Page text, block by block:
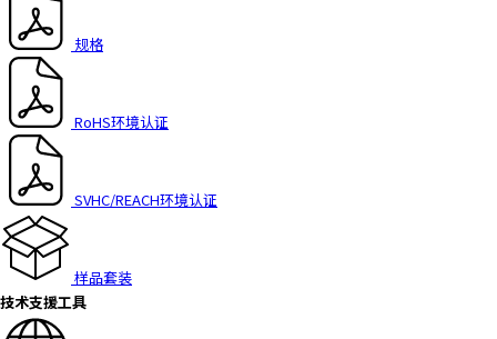
规格
RoHS环境认证
SVHC/REACH环境认证
样品套装
技术支援工具